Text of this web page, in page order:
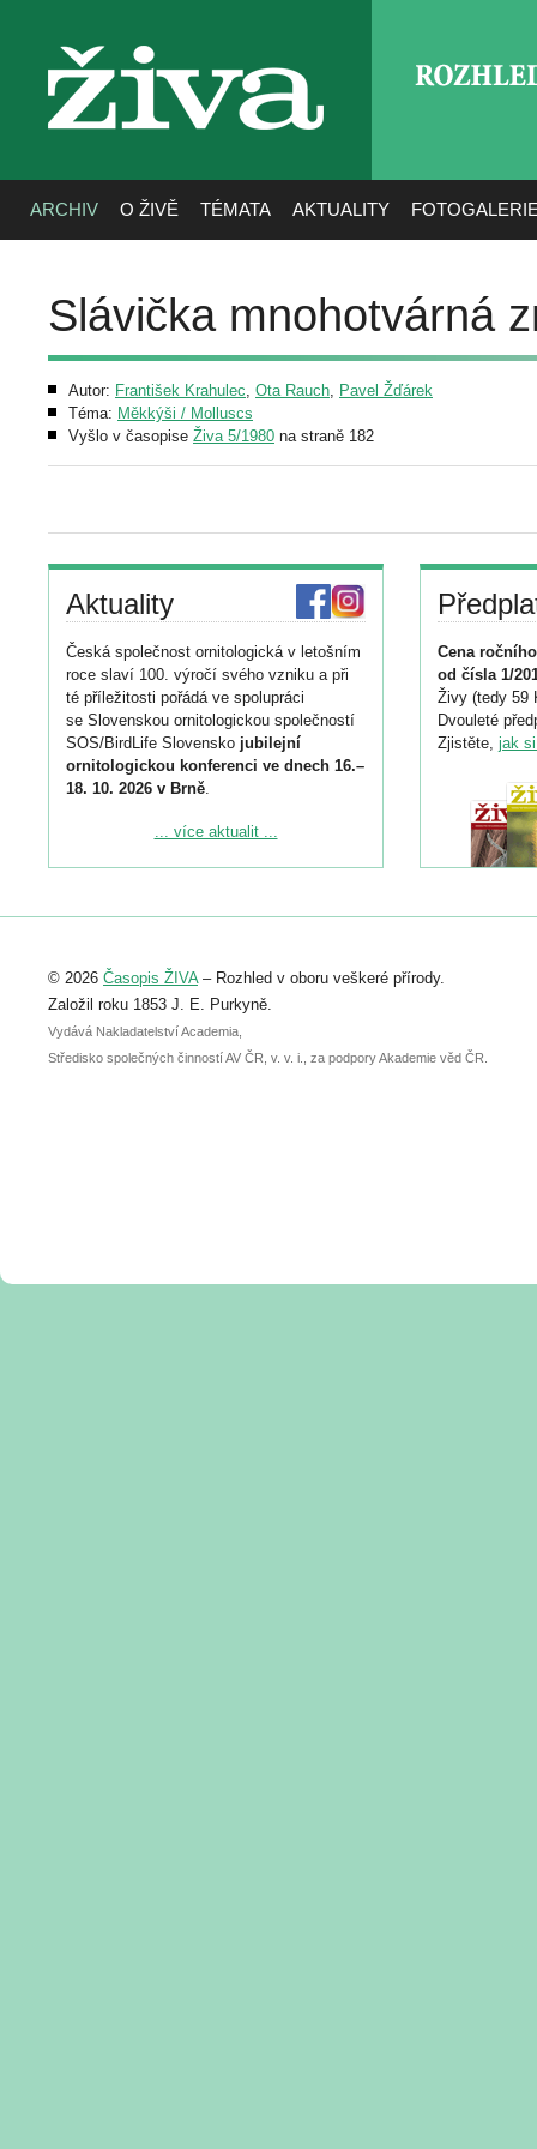
živa
ARCHIV O ŽIVĚ TÉMATA AKTUALITY
Slávička mnohotvárná
Autor: František Krahulec, Ota Rauch, Pavel Žďárek
Téma: Měkkýši / Molluscs
Vyšlo v časopise Živa 5/1980 na straně 182
Aktuality
Česká společnost ornitologická v letošním
roce slaví 100. výročí svého vzniku a při
té příležitosti pořádá ve spolupráci
se Slovenskou ornitologickou společností
SOS/BirdLife Slovensko jubilejní
ornitologickou konferenci ve dnech 16.–
18. 10. 2026 v Brně.
Podrobnější informace ke konferenci
Registrovat se můžete do 6. září.
abstraktu přihlášené přednášky nebo
posteru je už 30. června.
... více aktualit ...
Cena
od čísla 1/
Živy (tedy 59
Dvouleté
Zjistěte, jak
© 2026 Časopis ŽIVA– Rozhled v oboru veškeré přírody.
Založil roku 1853 J. E. Purkyně.
Vydává Nakladatelství Academia,
Středisko společných činností AV ČR, v. v. i., za podpory Akademie věd ČR.